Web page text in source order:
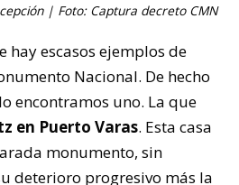
| Foto: Captura decreto CMN
hay escasos ejemplos de
Nacional. De hecho
encontramos uno. La que
en Puerto Varas. Esta casa
monumento, sin
deterioro progresivo más la